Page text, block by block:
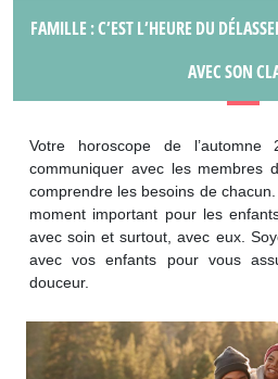
FAMILLE : C’EST L’HEURE DU
AVEC SON
Votre horoscope de
communiquer avec les membres
comprendre les besoins de
moment important pour les
avec soin et surtout, avec eux.
avec vos enfants pour vous
douceur.